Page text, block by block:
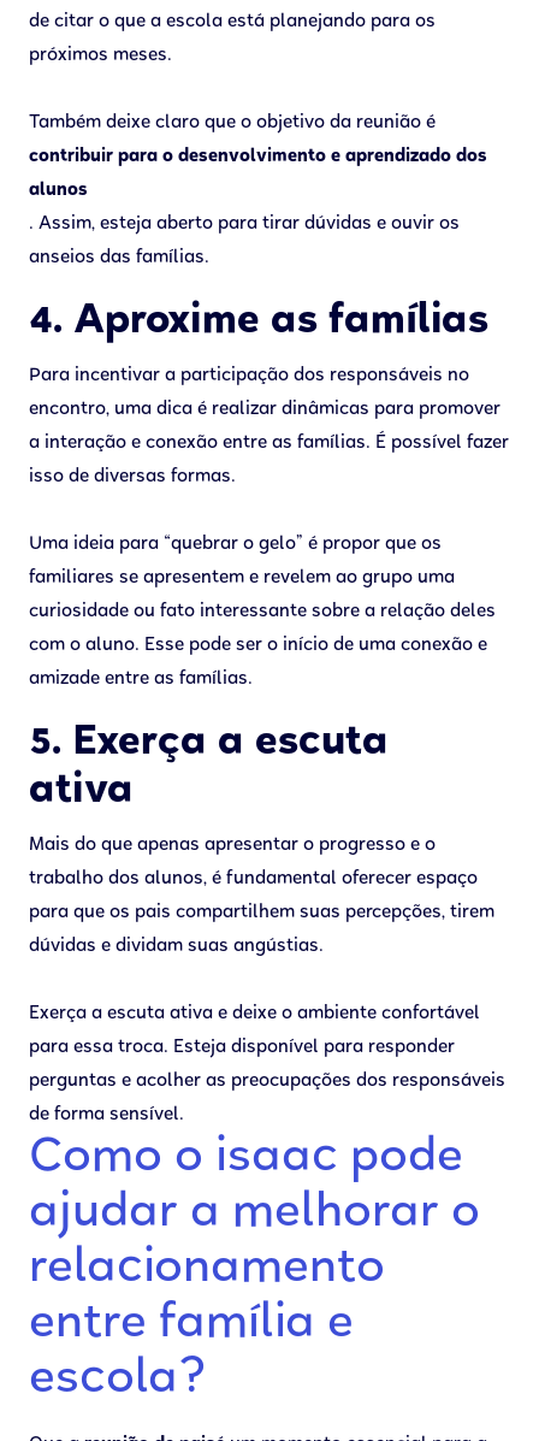
de citar o que a escola está planejando para os
próximos meses.
Também deixe claro que o objetivo da reunião é
contribuir para o desenvolvimento e aprendizado dos
alunos
. Assim, esteja aberto para tirar dúvidas e ouvir os
anseios das famílias.
4. Aproxime as famílias
Para incentivar a participação dos responsáveis no
encontro, uma dica é realizar dinâmicas para promover
a interação e conexão entre as famílias. É possível fazer
isso de diversas formas.
Uma ideia para “quebrar o gelo” é propor que os
familiares se apresentem e revelem ao grupo uma
curiosidade ou fato interessante sobre a relação deles
com o aluno. Esse pode ser o início de uma conexão e
amizade entre as famílias.
5. Exerça a escuta
ativa
Mais do que apenas apresentar o progresso e o
trabalho dos alunos, é fundamental oferecer espaço
para que os pais compartilhem suas percepções, tirem
dúvidas e dividam suas angústias.
Exerça a escuta ativa e deixe o ambiente confortável
para essa troca. Esteja disponível para responder
perguntas e acolher as preocupações dos responsáveis
de forma sensível.
Como o isaac pode
ajudar a melhorar o
relacionamento
entre família e
escola?